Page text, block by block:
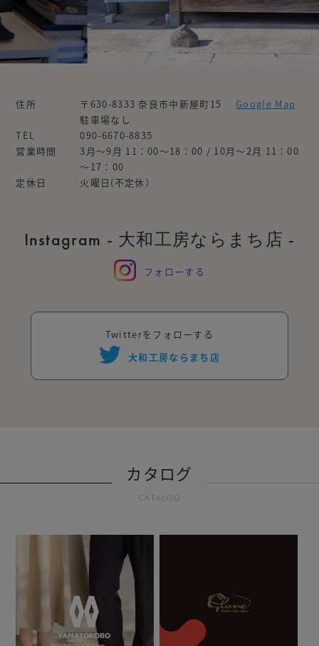
住所 〒630-8333 奈良市中新屋町15
Google Map
駐車場なし
TEL
090-6670-8835
営業時間
3月～9月 11：00～18：00 / 10月～2月 11：00
～17：00
定休日
火曜日(不定休）
Instagram - 大和工房ならまち店 -
フォローする
Twitterをフォローする
大和工房ならまち店
カタログ
CATALOG